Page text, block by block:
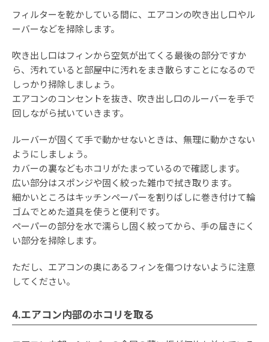
フィルターを乾かしている間に、エアコンの吹き出し口やル
ーバーなどを掃除します。
吹き出し口はフィンから空気が出てくる最後の部分ですか
ら、汚れていると部屋中に汚れをまき散らすことになるので
しっかり掃除しましょう。
エアコンのコンセントを抜き、吹き出し口のルーバーを手で
回しながら拭いていきます。
ルーバーが固くて手で動かせないときは、無理に動かさない
ようにしましょう。
カバーの裏などもホコリがたまっているので確認します。
広い部分はスポンジや固く絞った雑巾で拭き取ります。
細かいところはキッチンペーパーを割りばしに巻き付けて輪
ゴムでとめた道具を使うと便利です。
ペーパーの部分を水で濡らし固く絞ってから、手の届きにく
い部分を掃除します。
ただし、エアコンの奥にあるフィンを傷つけないように注意
してください。
4.エアコン内部のホコリを取る